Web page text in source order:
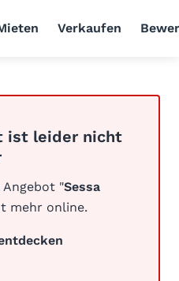
Verkaufen
ist leider nicht
Angebot "Sessa
mehr online.